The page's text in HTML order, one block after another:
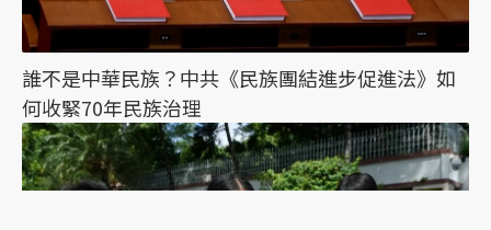
誰不是中華民族？中共《民族團結進步促進法》如
何收緊70年民族治理